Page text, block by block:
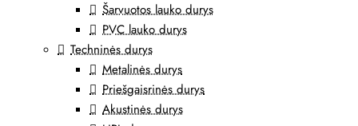
Šarvuotos lauko durys
PVC lauko durys
Techninės durys
Metalinės durys
Priešgaisrinės durys
Akustinės durys